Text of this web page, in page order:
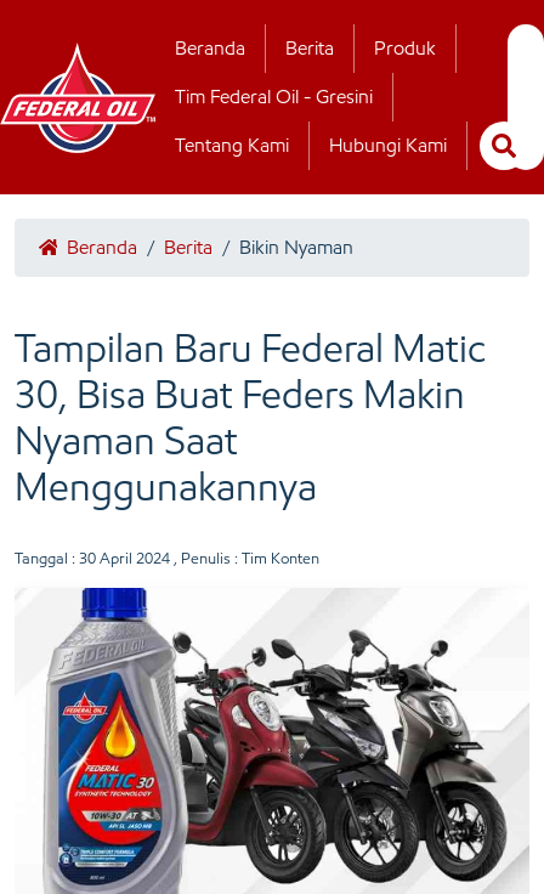
Hubungi Kamii
Beranda Berita Produk
Tim Federal Oil - Gresini
Tentang Kami Hubungi Kami
Beranda / Berita / Bikin Nyaman
Tampilan Baru Federal Matic
30, Bisa Buat Feders Makin
Nyaman Saat
Menggunakannya
Tanggal : 30 April 2024 , Penulis : Tim Konten